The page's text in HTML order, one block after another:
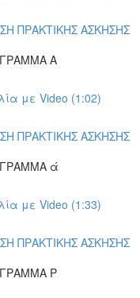
ΠΡΑΚΤΙΚΗΣ ΑΣΚΗΣΗΣ
Α
με Video (1:02)
ΠΡΑΚΤΙΚΗΣ ΑΣΚΗΣΗΣ
ΓΡΑΜΜΑ ά
με Video (1:33)
ΠΡΑΚΤΙΚΗΣ ΑΣΚΗΣΗΣ
Ρ